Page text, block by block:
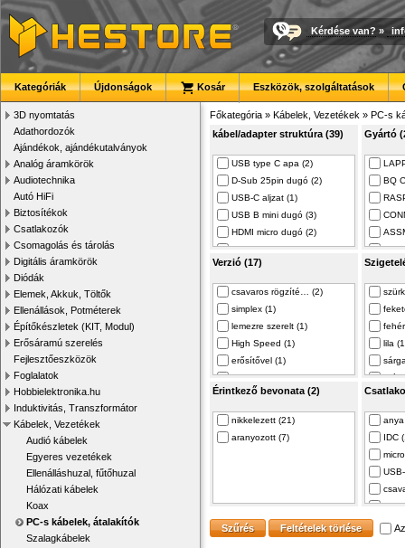
Kérdése van? »
Kategóriák Újdonságok Kosár Eszközök, szolgáltatások
3D nyomtatás
Adathordozók
Ajándékok, ajándékutalványok
Analóg áramkörök
Audiotechnika
Autó HiFi
Biztosítékok
Csatlakozók
Csomagolás és tárolás
Digitális áramkörök
Diódák
Elemek, Akkuk, Töltők
Ellenállások, Potméterek
Építőkészletek (KIT, Modul)
Erősáramú szerelés
Fejlesztőeszközök
Foglalatok
Hobbielektronika.hu
Induktivitás, Transzformátor
Kábelek, Vezetékek
Audió kábelek
Egyeres vezetékek
Ellenálláshuzal, fűtőhuzal
Hálózati kábelek
Koax
PC-s kábelek, átalakítók
Szalagkábelek
Főkategória » Kábelek, Vezetékek » PC-s
kábel/adapter struktúra (39)
USB type C apa (2)
D-Sub 25pin dugó (2)
USB-C aljzat (1)
USB B mini dugó (3)
HDMI micro dugó (2)
D-Sub 15pin HD d… (4)
HDMI aljzat (3)
D-Sub 9pin aljza… (7)
USB-A dugó (51)
D-Sub 9pin dugó (7)
SC/APC (1)
DVI-I (24+5) dug… (1)
HDMI dugó (2)
Gyártó
BQ
Verzió (17)
csavaros rögzíté… (2)
simplex (1)
lemezre szerelt (1)
High Speed (1)
erősítővel (1)
null-modem (1)
Ultra High Speed (1)
vezeték (2)
USB 3.0 (10)
lila
zöld
Érintkező bevonata (2)
nikkelezett (21)
aranyozott (7)
IDC
D-